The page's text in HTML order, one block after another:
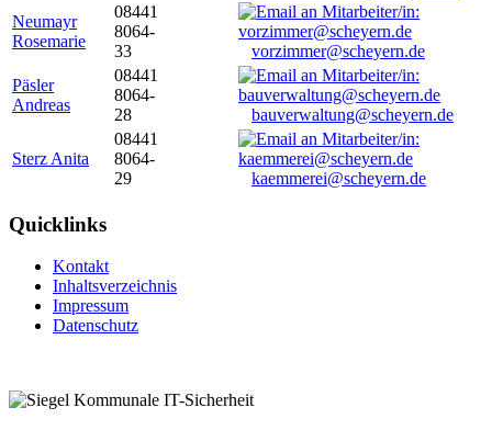
Neumayr
Rosemarie
08441
8064-
33
vorzimmer@scheyern.de
Päsler
Andreas
08441
8064-
28
bauverwaltung@scheyern.de
Sterz Anita
08441
8064-
29
kaemmerei@scheyern.de
Quicklinks
Kontakt
Inhaltsverzeichnis
Impressum
Datenschutz